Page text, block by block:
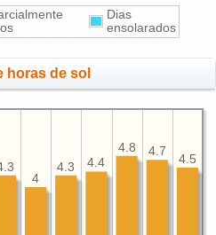
Dias
ensolarados
horas de sol
4.5
4.7
4.8
4.4
4.3
4